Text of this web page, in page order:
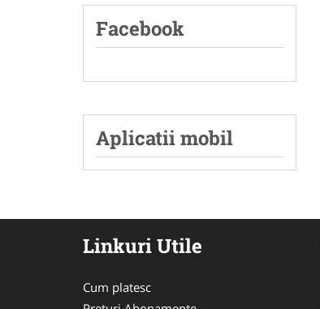
Facebook
Aplicatii mobil
Linkuri Utile
Cum platesc